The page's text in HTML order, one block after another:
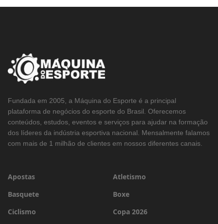
Fundada em 2005, a Máquina do Esporte é a principal
plataforma de negócios do esporte do Brasil. Oferecemos
conteúdos, estudos, eventos e serviços para ajudar na formação
dos líderes da indústria esportiva nacional. Mensalmente falamos
com mais de 1 milhão de clientes em nossos diferentes canais.
Apostas
Atletismo
Basquete
Boxe
Ciclismo
Copa 2026